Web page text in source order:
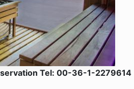
Tel: 00-36-1-2279614